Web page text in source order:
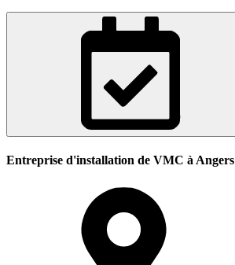
Entreprise d'installation de VMC à Angers